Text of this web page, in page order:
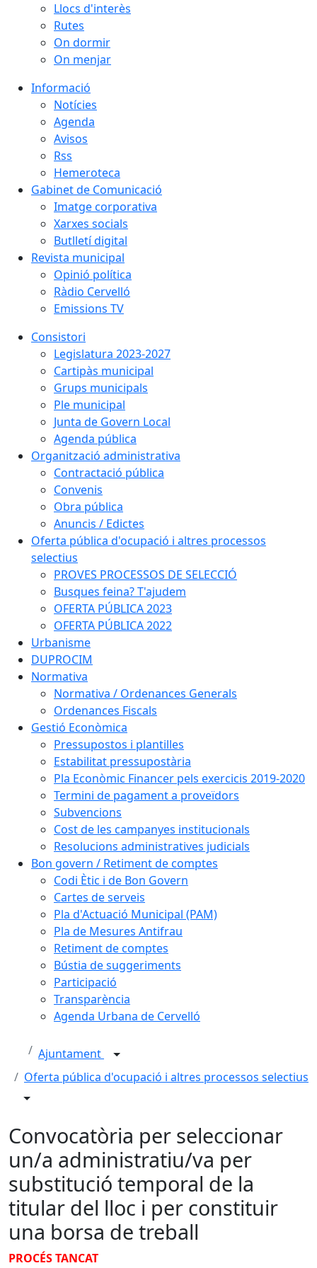
Llocs d'interès
Rutes
On dormir
On menjar
Informació
Notícies
Agenda
Avisos
Rss
Hemeroteca
Gabinet de Comunicació
Imatge corporativa
Xarxes socials
Butlletí digital
Revista municipal
Opinió política
Ràdio Cervelló
Emissions TV
Consistori
Legislatura 2023-2027
Cartipàs municipal
Grups municipals
Ple municipal
Junta de Govern Local
Agenda pública
Organització administrativa
Contractació pública
Convenis
Obra pública
Anuncis / Edictes
Oferta pública d'ocupació i altres processos
selectius
PROVES PROCESSOS DE SELECCIÓ
Busques feina? T'ajudem
OFERTA PÚBLICA 2023
OFERTA PÚBLICA 2022
Urbanisme
DUPROCIM
Normativa
Normativa / Ordenances Generals
Ordenances Fiscals
Gestió Econòmica
Pressupostos i plantilles
Estabilitat pressupostària
Pla Econòmic Financer pels exercicis 2019-2020
Termini de pagament a proveïdors
Subvencions
Cost de les campanyes institucionals
Resolucions administratives judicials
Bon govern / Retiment de comptes
Codi Ètic i de Bon Govern
Cartes de serveis
Pla d'Actuació Municipal (PAM)
Pla de Mesures Antifrau
Retiment de comptes
Bústia de suggeriments
Participació
Transparència
Agenda Urbana de Cervelló
Ajuntament
Oferta pública d'ocupació i altres processos selectius
Convocatòria per seleccionar
un/a administratiu/va per
substitució temporal de la
titular del lloc i per constituir
una borsa de treball
PROCÉS TANCAT